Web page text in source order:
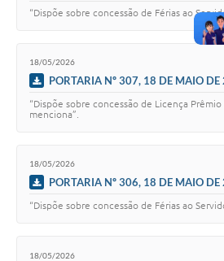
“Dispõe sobre concessão de Férias ao
18/05/2026
PORTARIA Nº 307, 18 DE MAIO DE
“Dispõe sobre concessão de Licença
menciona”.
18/05/2026
PORTARIA Nº 306, 18 DE MAIO DE
“Dispõe sobre concessão de Férias ao
18/05/2026